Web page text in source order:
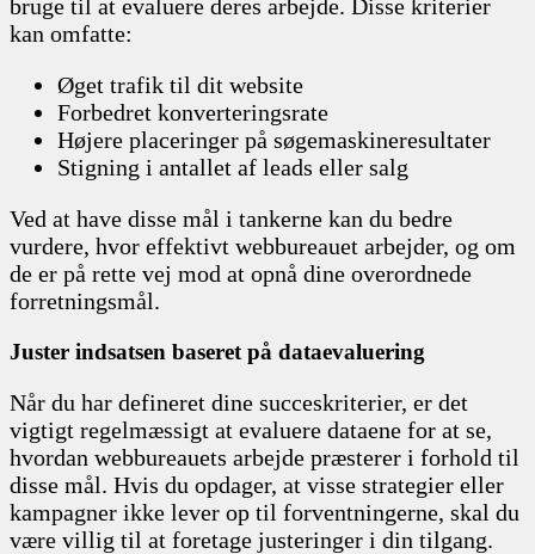
bruge til at evaluere deres arbejde. Disse kriterier
kan omfatte:
Øget trafik til dit website
Forbedret konverteringsrate
Højere placeringer på søgemaskineresultater
Stigning i antallet af leads eller salg
Ved at have disse mål i tankerne kan du bedre
vurdere, hvor effektivt webbureauet arbejder, og om
de er på rette vej mod at opnå dine overordnede
forretningsmål.
Juster indsatsen baseret på dataevaluering
Når du har defineret dine succeskriterier, er det
vigtigt regelmæssigt at evaluere dataene for at se,
hvordan webbureauets arbejde præsterer i forhold til
disse mål. Hvis du opdager, at visse strategier eller
kampagner ikke lever op til forventningerne, skal du
være villig til at foretage justeringer i din tilgang.